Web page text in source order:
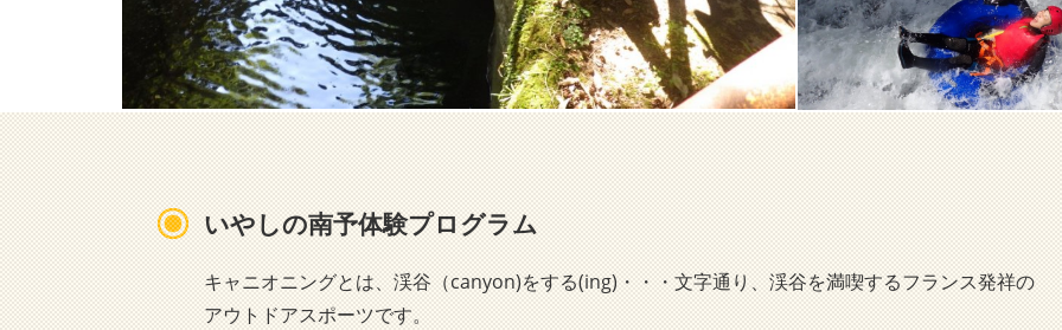
いやしの南予体験プログラム
キャニオニングとは、渓谷（canyon)をする(ing)・・・文字通り、渓谷を満喫するフランス発祥の
アウトドアスポーツです。